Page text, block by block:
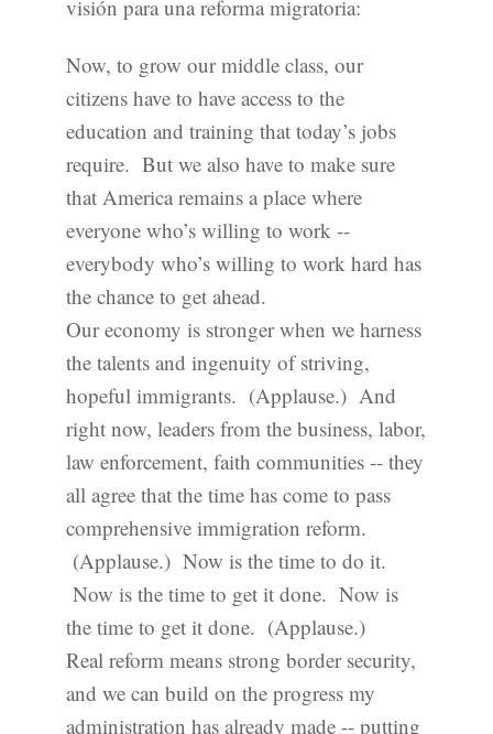
visión para una reforma migratoria:
Now, to grow our middle class, our
citizens have to have access to the
education and training that today’s jobs
require. But we also have to make sure
that America remains a place where
everyone who’s willing to work --
everybody who’s willing to work hard has
the chance to get ahead.
Our economy is stronger when we harness
the talents and ingenuity of striving,
hopeful immigrants. (Applause.) And
right now, leaders from the business, labor,
law enforcement, faith communities -- they
all agree that the time has come to pass
comprehensive immigration reform.
(Applause.) Now is the time to do it.
Now is the time to get it done. Now is
the time to get it done. (Applause.)
Real reform means strong border security,
and we can build on the progress my
administration has already made -- putting